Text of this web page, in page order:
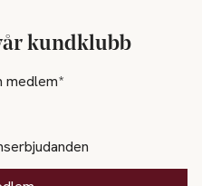
kundklubb
medlem*